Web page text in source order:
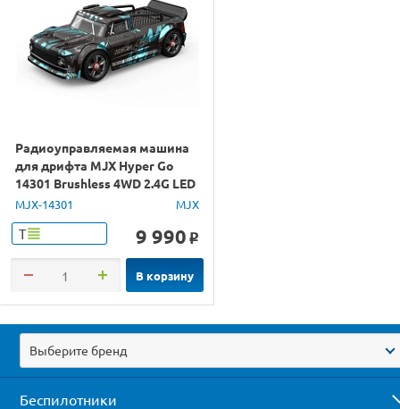
Радиоуправляемая машина
для дрифта MJX Hyper Go
14301 Brushless 4WD 2.4G LED
1/14 RTR
MJX-14301 MJX
Т 9 990 o
В корзину
Выберите бренд
Беспилотники